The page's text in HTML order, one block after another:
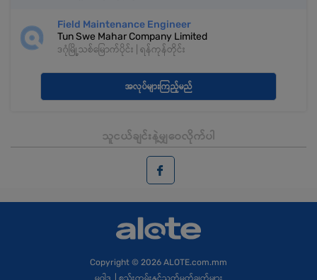
Field Maintenance Engineer
Tun Swe Mahar Company Limited
ဒဂုံမြို့သစ်မြောက်ပိုင်း | ရန်ကုန်တိုင်း
အလုပ်များကြည့်မည်
သူငယ်ချင်းနဲ့မျှဝေလိုက်ပါ
Copyright © 2026 ALOTE.com.mm
မူဝါဒ
စည်းကမ်းနှင့်သတ်မှတ်ချက်များ